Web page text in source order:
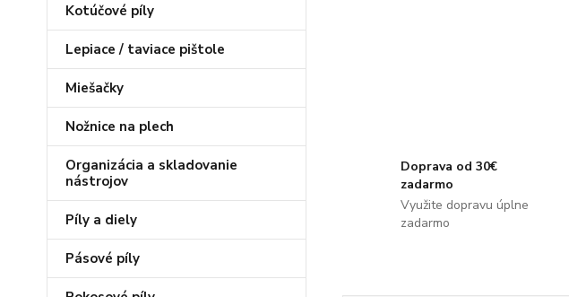
Kotúčové píly
Lepiace / taviace pištole
Miešačky
Nožnice na plech
Organizácia a skladovanie
nástrojov
Píly a diely
Pásové píly
Doprava od 30€
zadarmo
Využite dopravu úplne
zadarmo